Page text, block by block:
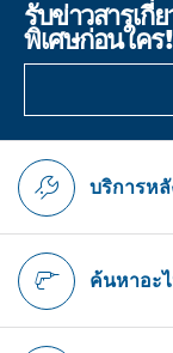
รับข่าวสารเ
พิเศษก่อนใคร!
บริการห
ค้นหาอะ